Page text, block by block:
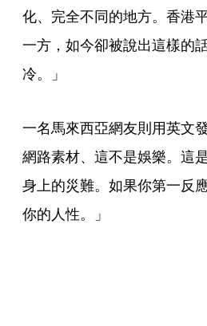
化、完全不同的地方。香港
一方，如今卻被說出這樣的
冷。」
一名馬來西亞網友則用英文
網路素材、這不是娛樂。這
身上的災難。如果你第一反
你的人性。」